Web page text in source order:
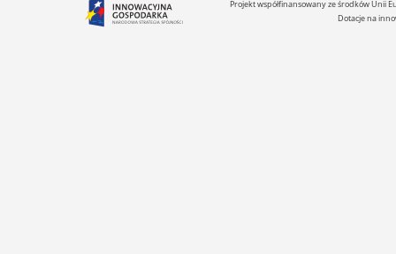
Projekt współfinansowany ze środków Unii
Dotacje na